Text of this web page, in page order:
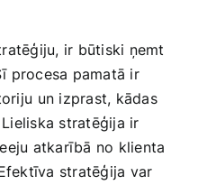
‌ir būtiski ņemt
procesa pamatā ir
⁤un izprast, kādas
stratēģija‍ ir
atkarībā no klienta
stratēģija var